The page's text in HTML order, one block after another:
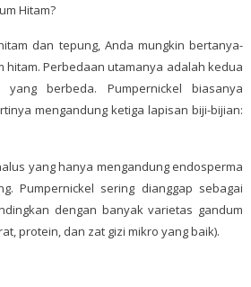
Hitam?
dan tepung, Anda mungkin bertanya-
Perbedaan utamanya adalah kedua
berbeda. Pumpernickel biasanya
mengandung ketiga lapisan biji-bijian:
yang hanya mengandung endosperma
Pumpernickel sering dianggap sebagai
dengan banyak varietas gandum
protein, dan zat gizi mikro yang baik).